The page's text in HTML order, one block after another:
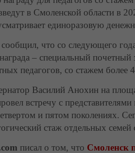
в Смоленской области в
единоразовую
сообщил, что со следующего
– специальный
педагогов, со стажем более
Василий Анохин на
встречу с
и пятом поколениях.
стаж отдельных
писал о том, что Смоленск